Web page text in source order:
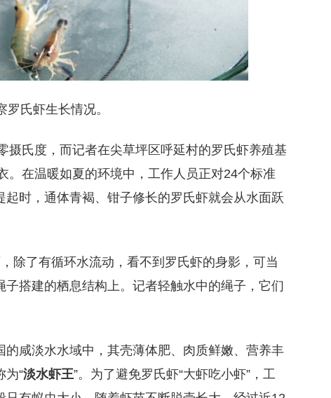
罗氏虾生长情况。
摄氏度，而记者在尖草坪区呼延村的罗氏虾养殖基
。在温暖如夏的环境中，工作人员正对24个标准
时，通体青褐、钳子修长的罗氏虾就会从水面跃
除了有循环水流动，看不到罗氏虾的身影，可当
搭建的栖息结构上。记者轻触水中的绳子，它们
咸淡水水域中，其壳薄体肥、肉质鲜嫩、营养丰
为“淡水虾王”。为了避免罗氏虾“大虾吃小虾”，工